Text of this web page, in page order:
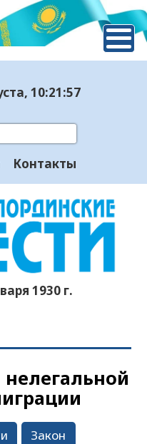
, 10:21:57
Контакты
1930 г.
Закон